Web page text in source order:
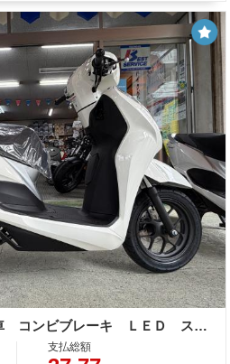
ホンダ リード１２５ 新車 コンビブレーキ ＬＥＤ スマートキー Ｔｙｐｅ−Ｃソケット
支払総額